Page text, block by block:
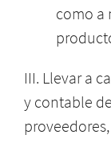
como a
III. Llevar a
y contable
proveedores,